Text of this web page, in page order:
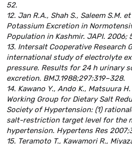
52.
12. Jan R.A., Shah S., Saleem S.M.
Potassium Excretion in
Population in Kashmir. JAPI. 2006;
13. Intersalt Cooperative Research
international study of electrolyte
pressure. Results for 24 h urinary
excretion. BMJ.1988;297:319–328.
14. Kawano Y., Ando K., Matsuura
Working Group for Dietary Salt
Society of Hypertension: (1)
salt-restriction target level for the
hypertension. Hypertens Res
15. Teramoto T., Kawamori R.,